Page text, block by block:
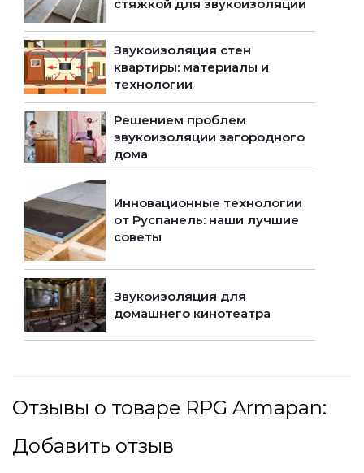
стяжкой для звукоизоляции
Звукоизоляция стен
квартиры: материалы и
технологии
Решением проблем
звукоизоляции загородного
дома
Инновационные технологии
от Руспанель: наши лучшие
советы
Звукоизоляция для
домашнего кинотеатра
Отзывы о товаре RPG Armapan:
Добавить отзыв